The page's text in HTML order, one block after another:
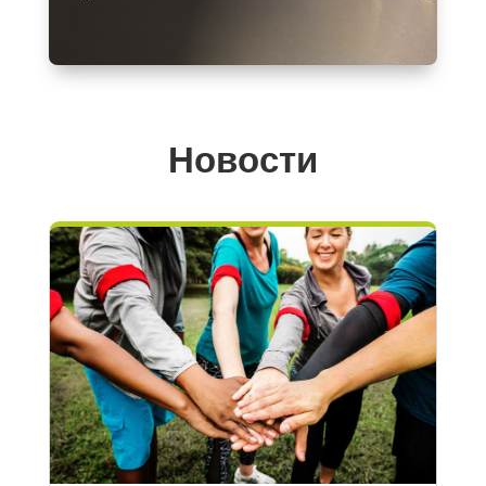
Новости